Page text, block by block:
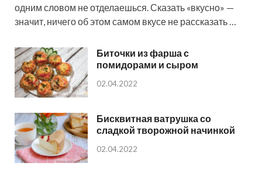
одним словом не отделаешься. Сказать «вкусно» —
значит, ничего об этом самом вкусе не рассказать …
Биточки из фарша с
помидорами и сыром
02.04.2022
Бисквитная ватрушка со
сладкой творожной начинкой
02.04.2022